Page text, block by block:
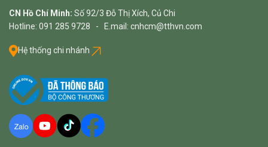
CN Hồ Chí Minh: Số 92/3 Đỗ Thị Xích, Củ Chi
Hotline: 091 285 9728 - E.mail: cnhcm@tthvn.com
Hệ thống chi nhánh